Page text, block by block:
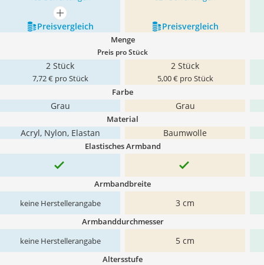
mehr anzeigen
Preis­vergleich
Preis­vergleich
Menge
Preis pro Stück
2 Stück
7,72 € pro Stück
2 Stück
5,00 € pro Stück
Farbe
Grau Grau
Material
‎Acryl, Nylon, Elastan Baumwolle
Elastisches Armband
Armbandbreite
keine Herstellerangabe 3 cm
Armbanddurchmesser
keine Herstellerangabe 5 cm
Altersstufe